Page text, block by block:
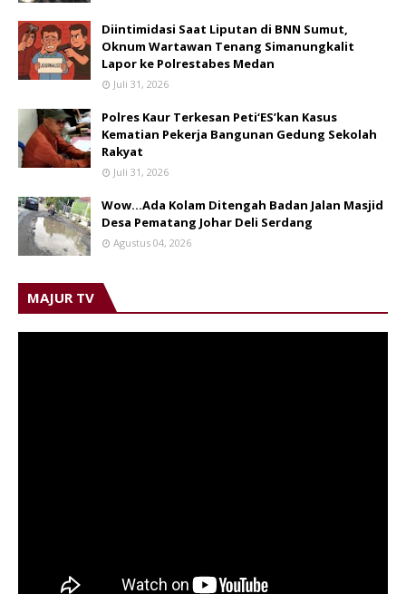
Diintimidasi Saat Liputan di BNN Sumut,
Oknum Wartawan Tenang Simanungkalit
Lapor ke Polrestabes Medan
Juli 31, 2026
Polres Kaur Terkesan Peti‘ES’kan Kasus
Kematian Pekerja Bangunan Gedung Sekolah
Rakyat
Juli 31, 2026
Wow...Ada Kolam Ditengah Badan Jalan Masjid
Desa Pematang Johar Deli Serdang
Agustus 04, 2026
MAJUR TV